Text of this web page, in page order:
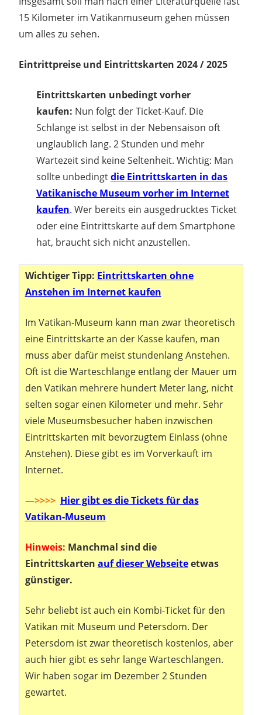
15 Kilometer im Vatikanmuseum gehen müssen
um alles zu sehen.
Eintrittpreise und Eintrittskarten 2024 / 2025
Eintrittskarten unbedingt vorher
kaufen: Nun folgt der Ticket-Kauf. Die
Schlange ist selbst in der Nebensaison oft
unglaublich lang. 2 Stunden und mehr
Wartezeit sind keine Seltenheit. Wichtig: Man
sollte unbedingtdie Eintrittskarten in das
Vatikanische Museum vorher im Internet
kaufen. Wer bereits ein ausgedrucktes Ticket
oder eine Eintrittskarte auf dem Smartphone
hat, braucht sich nicht anzustellen.
Wichtiger Tipp: Eintrittskarten ohne
Anstehen im Internet kaufen
Im Vatikan-Museum kann man zwar theoretisch
eine Eintrittskarte an der Kasse kaufen, man
muss aber dafür meist stundenlang Anstehen.
Oft ist die Warteschlange entlang der Mauer um
den Vatikan mehrere hundert Meter lang, nicht
selten sogar einen Kilometer und mehr. Sehr
viele Museumsbesucher haben inzwischen
Eintrittskarten mit bevorzugtem Einlass (ohne
Anstehen). Diese gibt es im Vorverkauft im
Internet.
—>>>> Hier gibt es die Tickets für das
Vatikan-Museum
Hinweis: Manchmal sind die
Eintrittskarten auf dieser Webseite etwas
günstiger.
Sehr beliebt ist auch ein Kombi-Ticket für den
Vatikan mit Museum und Petersdom. Der
Petersdom ist zwar theoretisch kostenlos, aber
auch hier gibt es sehr lange Warteschlangen.
Wir haben sogar im Dezember 2 Stunden
gewartet.